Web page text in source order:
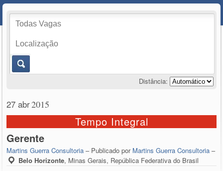
Distância:
27 abr2015
Tempo Integral
Gerente
Martins Guerra Consultoria – Publicado por Martins Guerra Consultoria –
Belo Horizonte, Minas Gerais, República Federativa do Brasil